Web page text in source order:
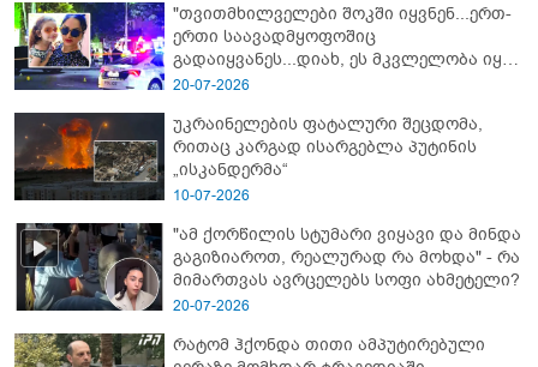
"თვითმხილველები შოკში იყვნენ...ერთ-
ერთი საავადმყოფოშიც
გადაიყვანეს...დიახ, ეს მკვლელობა იყო"
- გორში დატრიალებული ტრაგედიის
20-07-2026
უკრაინელების ფატალური შეცდომა,
რითაც კარგად ისარგებლა პუტინის
„ისკანდერმა“
10-07-2026
"ამ ქორწილის სტუმარი ვიყავი და მინდა
გაგიზიაროთ, რეალურად რა მოხდა" - რა
მიმართვას ავრცელებს სოფი ახმეტელი?
20-07-2026
რატომ ჰქონდა თითი ამპუტირებული